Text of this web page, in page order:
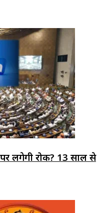
लगेगी रोक? 13 साल से